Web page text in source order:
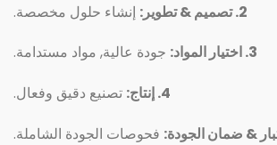
2. تصميم & تطوير:
إنشاء حلول مخصصة.
3. اختيار المواد:
جودة عالية, مواد مستدامة.
4. إنتاج:
تصنيع دقيق وفعال.
فحوصات الجودة الشاملة.